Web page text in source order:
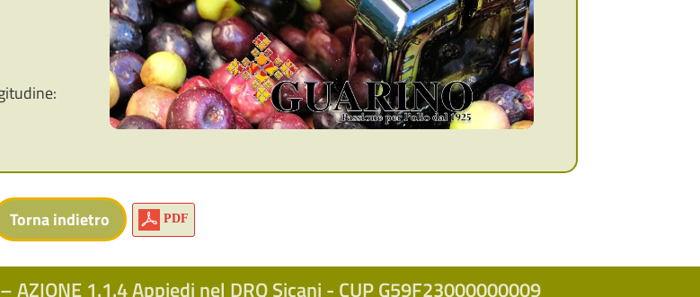
PDF
AZIONE 1.1.4 Appiedi nel DRQ Sicani - CUP G59F23000000009